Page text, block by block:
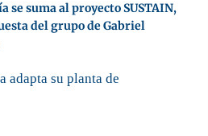
se suma al proyecto SUSTAIN,
del grupo de Gabriel